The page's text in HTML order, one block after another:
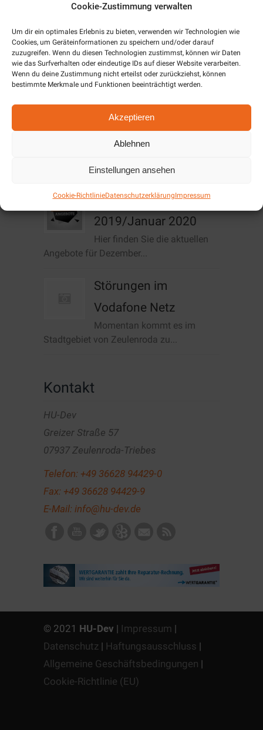
Cookie-Zustimmung verwalten
Um dir ein optimales Erlebnis zu bieten, verwenden wir Technologien wie
Cookies, um Geräteinformationen zu speichern und/oder darauf
zuzugreifen. Wenn du diesen Technologien zustimmst, können wir Daten
wie das Surfverhalten oder eindeutige IDs auf dieser Website verarbeiten.
Wenn du deine Zustimmung nicht erteilst oder zurückziehst, können
bestimmte Merkmale und Funktionen beeinträchtigt werden.
Akzeptieren
Ablehnen
Einstellungen ansehen
Cookie-RichtlinieDatenschutzerklärungImpressum
Kommunikation
Software
Alarm & SmartHome
Cookie-Richtlinie (EU)
Aktuelles / News
Angebote Dezember
2019/Januar 2020
Hier finden Sie die aktuellen
Angebote für Dezember...
Störungen im
Vodafone Netz
Momentan kommt es im
Stadtgebiet von Zeulenroda zu...
Kontakt
HU-Dev
Greizer Straße 57
07937 Zeulenroda-Triebes
Telefon: +49 36628 94429-0
Fax: +49 36628 94429-9
E-Mail: info@hu-dev.de
© 2021 HU-Dev | Impressum |
Datenschutz | Haftungsausschluss |
Allgemeine Geschäftsbedingungen |
Cookie-Richtlinie (EU)